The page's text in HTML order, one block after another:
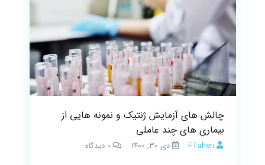
چالش های آزمایش ژنتیک و نمونه هایی از
بیماری های چند عاملی
FTaheri دی ۳۰, ۱۴۰۰ 0 دیدگاه